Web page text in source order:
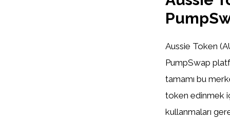
Aussie Token
PumpSwap
tamamı bu
token edinmek
kullanmaları